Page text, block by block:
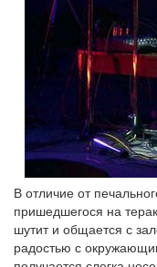
В отличие от
пришедшегося на
шутит и общается с
радостью с